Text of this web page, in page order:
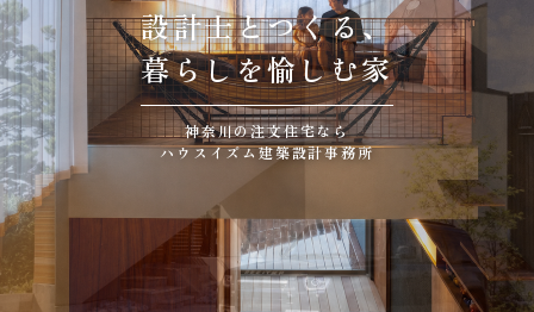
設計士とつくる、
暮らしを愉しむ家
神奈川の注文住宅なら
ハウスイズム建築設計事務所